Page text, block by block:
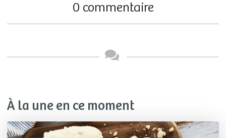
0 commentaire
À la une en ce moment